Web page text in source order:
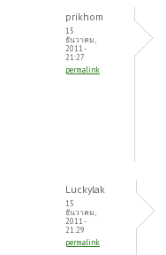
prikhom
15
ธันวาคม,
2011 -
21:27
permalink
Luckylak
15
ธันวาคม,
2011 -
21:29
permalink